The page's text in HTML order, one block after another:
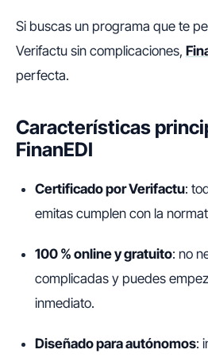
Si buscas un programa que te
Verifactu sin complicaciones,
perfecta.
Características
FinanEDI
Certificado por Verifactu:
emitas cumplen con la
100 % online y gratuito: no
complicadas y puedes
inmediato.
Diseñado para autónomos: